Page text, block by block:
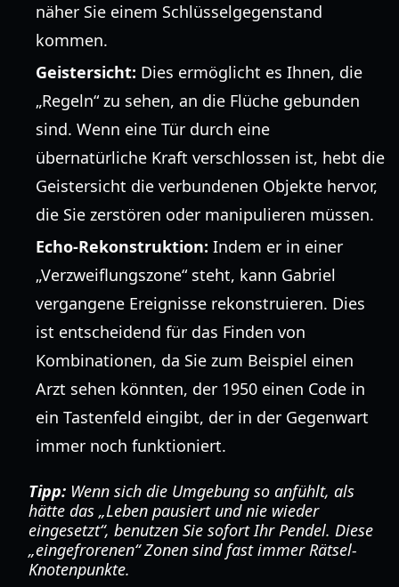
näher Sie einem Schlüsselgegenstand
kommen.
Geistersicht: Dies ermöglicht es Ihnen, die
„Regeln“ zu sehen, an die Flüche gebunden
sind. Wenn eine Tür durch eine
übernatürliche Kraft verschlossen ist, hebt die
Geistersicht die verbundenen Objekte hervor,
die Sie zerstören oder manipulieren müssen.
Echo-Rekonstruktion: Indem er in einer
„Verzweiflungszone“ steht, kann Gabriel
vergangene Ereignisse rekonstruieren. Dies
ist entscheidend für das Finden von
Kombinationen, da Sie zum Beispiel einen
Arzt sehen könnten, der 1950 einen Code in
ein Tastenfeld eingibt, der in der Gegenwart
immer noch funktioniert.
Tipp: Wenn sich die Umgebung so anfühlt, als
hätte das „Leben pausiert und nie wieder
eingesetzt“, benutzen Sie sofort Ihr Pendel. Diese
„eingefrorenen“ Zonen sind fast immer Rätsel-
Knotenpunkte.